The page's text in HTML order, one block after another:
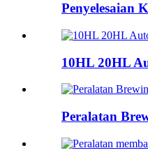
Penyelesaian
10HL 20HL
Peralatan